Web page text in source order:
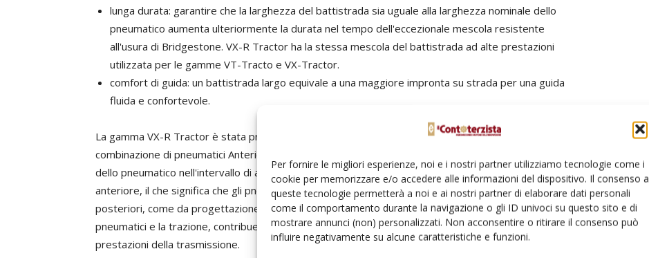
Per fornire le migliori esperienze, noi e i nostri partner utilizziamo tecnologie come i
cookie per memorizzare e/o accedere alle informazioni del dispositivo. Il consenso a
queste tecnologie permetterà a noi e ai nostri partner di elaborare dati personali
come il comportamento durante la navigazione o gli ID univoci su questo sito e di
mostrare annunci (non) personalizzati. Non acconsentire o ritirare il consenso può
influire negativamente su alcune caratteristiche e funzioni.
lunga durata: garantire che la larghezza del battistrada sia uguale alla larghezza nominale dello
pneumatico aumenta ulteriormente la durata nel tempo dell'eccezionale mescola resistente
all'usura di Bridgestone. VX-R Tractor ha la stessa mescola del battistrada ad alte prestazioni
utilizzata per le gamme VT-Tracto e VX-Tractor.
comfort di guida: un battistrada largo equivale a una maggiore impronta su strada per una guida
fluida e confortevole.
La gamma VX-R Tractor è stata progettata con una circonferenza di rotolamento abbinata per ogni
combinazione di pneumatici Anteriore / Posteriore, ottimizzando le prestazioni sia del trattore sia
dello pneumatico nell'intervallo di anticipo più favorevole. Ciò fornisce un preciso anticipo dell'assale
anteriore, il che significa che gli pneumatici anteriori viaggiano leggermente più veloci rispetto a quelli
posteriori, come da progettazione. E questo migliora l'efficienza del carburante, la durata degli
pneumatici e la trazione, contribuendo a ottimizzare la maneggevolezza su strada del trattore e le
prestazioni della trasmissione.